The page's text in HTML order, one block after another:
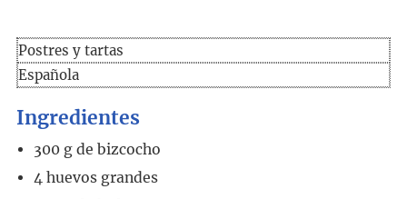
Postres y tartas
Española
Ingredientes
300 g de bizcocho
4 huevos grandes